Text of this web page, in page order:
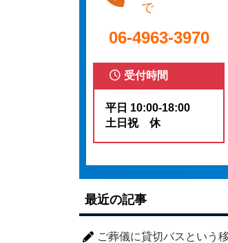
で
06-4963-3970
受付時間
平日 10:00-18:00
土日祝 休
最近の記事
ご葬儀に貸切バスという移